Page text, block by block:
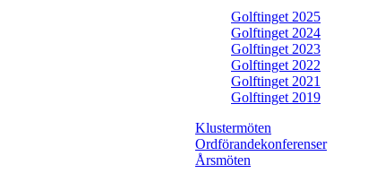
Golftinget 2025
Golftinget 2024
Golftinget 2023
Golftinget 2022
Golftinget 2021
Golftinget 2019
Klustermöten
Ordförandekonferenser
Årsmöten